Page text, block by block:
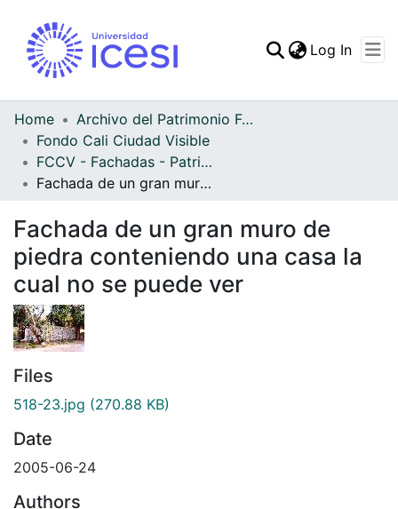
Log In
Home
Archivo del Patrimonio Fotográfico y Fílmico del Valle del Cauca
Fondo Cali Ciudad Visible
FCCV - Fachadas - Patrimonial
Fachada de un gran muro de piedra conteniendo una casa la cual no se puede ver
Fachada de un gran muro de
piedra conteniendo una casa la
cual no se puede ver
Files
518-23.jpg (270.88 KB)
Date
2005-06-24
Authors